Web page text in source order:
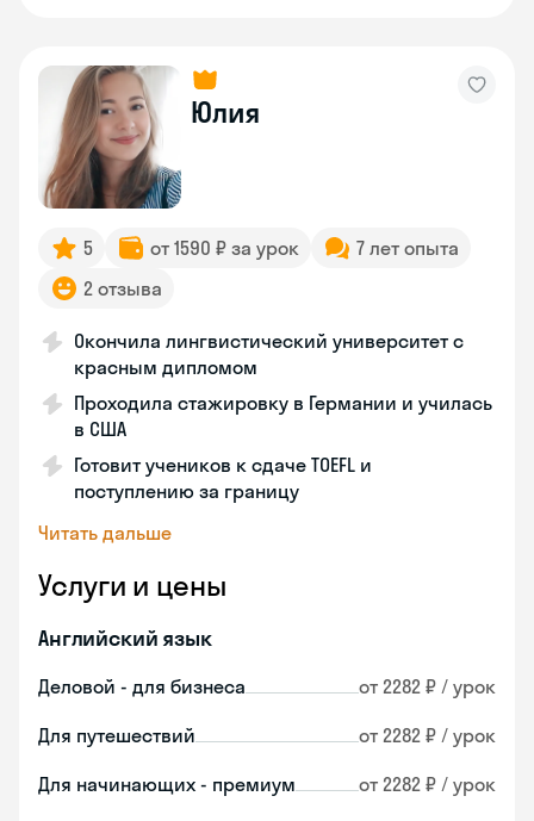
Юлия
5 от 1590 ₽ за урок
7 лет опыта
2 отзыва
Окончила лингвистический университет с
красным дипломом
Проходила стажировку в Германии и училась
в США
Готовит учеников к сдаче TOEFL и
поступлению за границу
Читать дальше
Услуги и цены
Английский язык
Деловой - для бизнеса от 2282 ₽ / урок
Для путешествий от 2282 ₽ / урок
Для начинающих - премиум от 2282 ₽ / урок